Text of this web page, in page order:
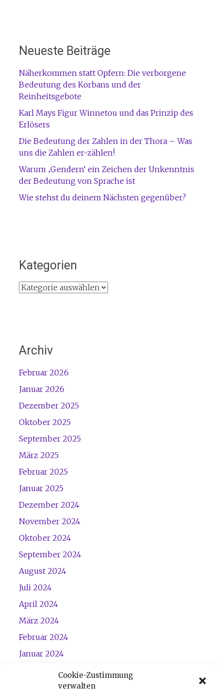
Cookie-Zustimmung
verwalten
Neueste Beiträge
Näherkommen statt Opfern: Die verborgene
Bedeutung des Korbans und der
Reinheitsgebote
Karl Mays Figur Winnetou und das Prinzip des
Erlösers
Die Bedeutung der Zahlen in der Thora – Was
uns die Zahlen er-zählen!
Warum ‚Gendern‘ ein Zeichen der Unkenntnis
der Bedeutung von Sprache ist
Wie stehst du deinem Nächsten gegenüber?
Kategorien
Kategorien
Archiv
Februar 2026
Januar 2026
Dezember 2025
Oktober 2025
September 2025
März 2025
Februar 2025
Januar 2025
Dezember 2024
November 2024
Oktober 2024
September 2024
August 2024
Juli 2024
April 2024
März 2024
Februar 2024
Januar 2024
Dezember 2023
November 2023